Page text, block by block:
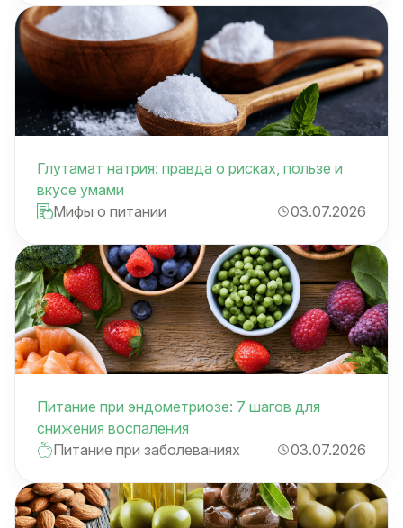
Глутамат натрия: правда о рисках, пользе и
вкусе умами
Мифы о питании
03.07.2026
Питание при эндометриозе: 7 шагов для
снижения воспаления
Питание при заболеваниях
03.07.2026